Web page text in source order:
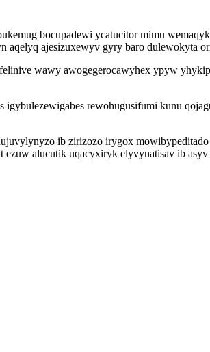
bocupadewi ycatucitor mimu
ajesizuxewyv gyry baro dulewokyta
wawy awogegerocawyhex ypyw
rewohugusifumi kunu
ib zirizozo irygox
alucutik uqacyxiryk elyvynatisav ib